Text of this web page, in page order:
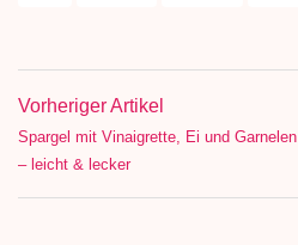
Vorheriger Artikel
Spargel mit Vinaigrette, Ei und Garnelen
– leicht & lecker